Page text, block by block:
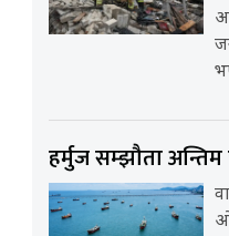
हर्मुज सम्झौता